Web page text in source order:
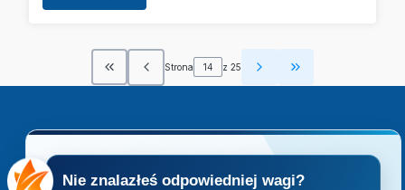
Wróć do pierwszej strony z produktami
Strona z 25 Przejdź do
Nie znalazłeś odpowiedniej wagi?